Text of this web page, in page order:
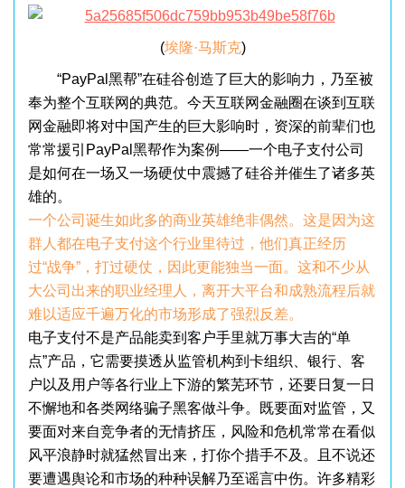
(埃隆·马斯克)
“PayPal黑帮”在硅谷创造了巨大的影响力，乃至被
奉为整个互联网的典范。今天互联网金融圈在谈到互联
网金融即将对中国产生的巨大影响时，资深的前辈们也
常常援引PayPal黑帮作为案例——一个电子支付公司
是如何在一场又一场硬仗中震撼了硅谷并催生了诸多英
雄的。
一个公司诞生如此多的商业英雄绝非偶然。这是因为这
群人都在电子支付这个行业里待过，他们真正经历
过“战争”，打过硬仗，因此更能独当一面。这和不少从
大公司出来的职业经理人，离开大平台和成熟流程后就
难以适应千遍万化的市场形成了强烈反差。
电子支付不是产品能卖到客户手里就万事大吉的“单
点”产品，它需要摸透从监管机构到卡组织、银行、客
户以及用户等各行业上下游的繁芜环节，还要日复一日
不懈地和各类网络骗子黑客做斗争。既要面对监管，又
要面对来自竞争者的无情挤压，风险和危机常常在看似
风平浪静时就猛然冒出来，打你个措手不及。且不说还
要遭遇舆论和市场的种种误解乃至谣言中伤。许多精彩